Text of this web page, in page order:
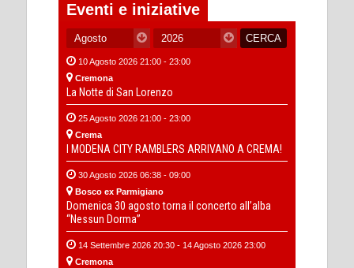
Eventi e iniziative
10 Agosto 2026 21:00 - 23:00
Cremona
La Notte di San Lorenzo
25 Agosto 2026 21:00 - 23:00
Crema
I MODENA CITY RAMBLERS ARRIVANO A CREMA!
30 Agosto 2026 06:38 - 09:00
Bosco ex Parmigiano
Domenica 30 agosto torna il concerto all’alba
“Nessun Dorma”
14 Settembre 2026 20:30 - 14 Agosto 2026 23:00
Cremona